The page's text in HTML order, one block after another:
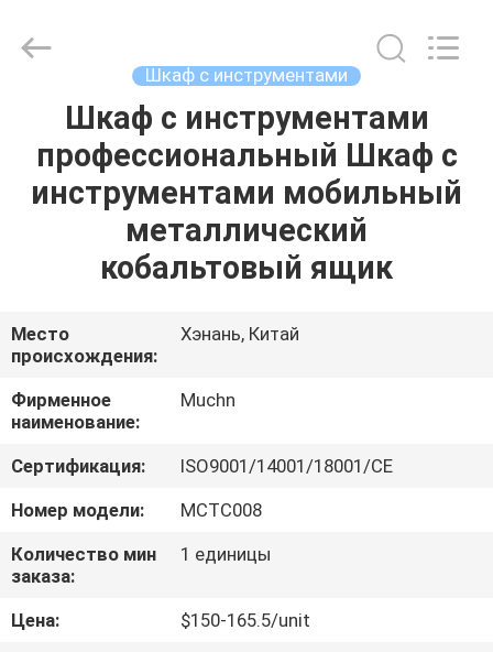
ДОМ
ПРОДУКТЫ
ПУТЕШЕСТВИЕ
ФАБРИКИ
ПРОВЕРКА
КАЧЕСТВА
СВЯЖИТЕСЬ
МЫ
Rights
Шкаф с инструментами
Шкаф с инструментами
профессиональный Шкаф с
инструментами мобильный
металлический
кобальтовый ящик
Место
происхождения:
Хэнань, Китай
Фирменное
наименование:
Muchn
Сертификация:
ISO9001/14001/18001/CE
Номер модели:
MCTC008
Количество мин
заказа:
1 единицы
Цена:
$150-165.5/unit